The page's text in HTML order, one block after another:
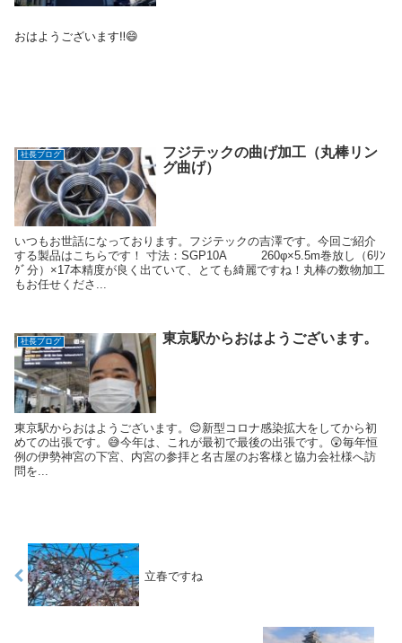
おはようございます‼️😄
4月ラストの日は、見事なフジテックブルーの空です。😉👍
ゴールデンウィーク真っ只中ですが、本日フジテックはローテーショ
ン出勤で営業してます。😁✌
年々働き方改革が進み経営のあり方や商いの構造も見直さなければな
らず、私も考え方や行動、言動を変えなければならないと日々葛藤し
ていますが、中小企業にはハードルが高い事が多々あります。言葉だ
け発していれば簡単ですが、実際に経営に取り入れるとなると、業績
に響く事が現実です。😅
残業で納期対応してきたものが出来なかったり、限られた人員で生産
量や売上を上げていかなくてはならないので、業務の効率化だけでは
社長ブログ
フジテックの曲げ加工（丸棒リン
グ曲げ）
いつもお世話になっております。フジテックの吉澤です。今回ご紹介
する製品はこちらです！ 寸法：SGP10A 260φ×5.5m巻放し（6ﾘﾝ
ｸﾞ分）×17本精度が良く出ていて、とても綺麗ですね！丸棒の数物加工
もお任せくださ...
社長ブログ 東京駅からおはようございます。
東京駅からおはようございます。😊新型コロナ感染拡大をしてから初
めての出張です。😅今年は、これが最初で最後の出張です。😲毎年恒
例の伊勢神宮の下宮、内宮の参拝と名古屋のお客様と協力会社様へ訪
問を...
立春ですね